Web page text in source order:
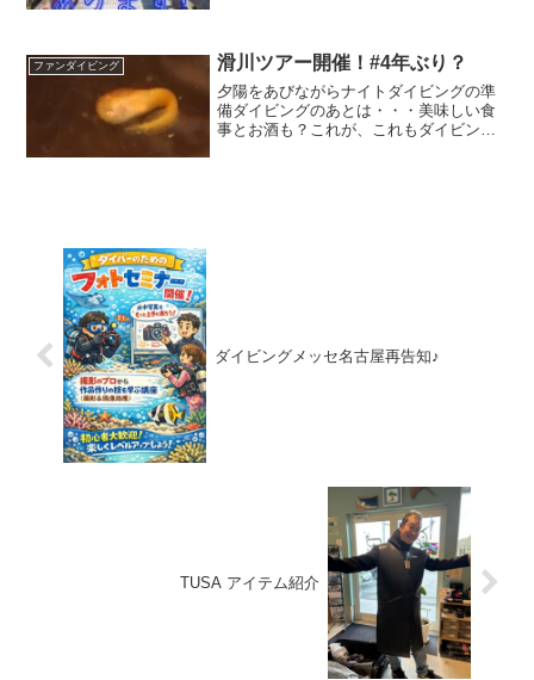
ました。かわい...
ファンダイビング 滑川ツアー開催！#4年ぶり？
夕陽をあびながらナイトダイビングの準
備ダイビングのあとは・・・美味しい食
事とお酒も？これが、これもダイビング
ダイビングメッセ名古屋再告知♪
TUSA アイテム紹介